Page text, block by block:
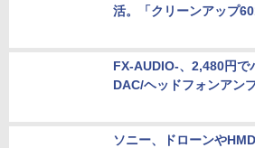
活。「クリーンアップ
FX-AUDIO-、2,480円で
DAC/ヘッドフォンアン
ソニー、ドローンや